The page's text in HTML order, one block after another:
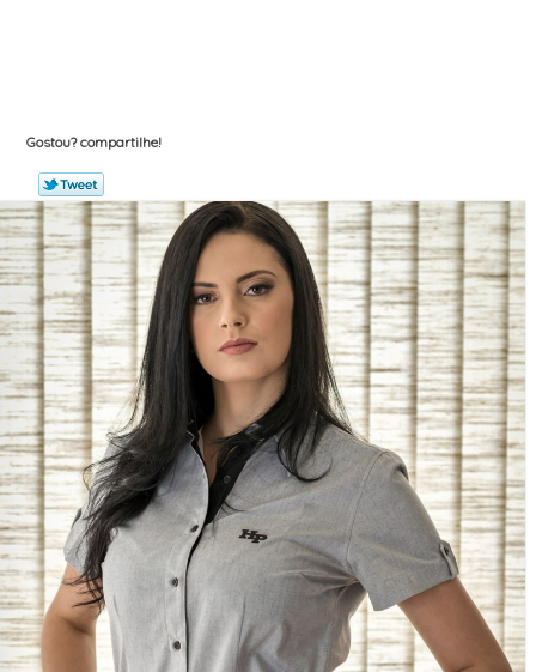
Gostou? compartilhe!